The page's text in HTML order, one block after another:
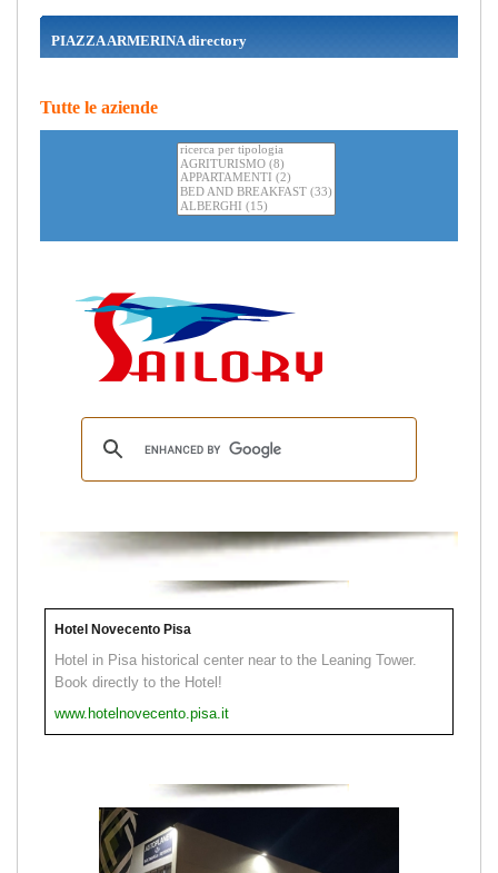
PIAZZA ARMERINA directory
Tutte le aziende
Hotel Novecento Pisa
Hotel in Pisa historical center near to the Leaning Tower.
Book directly to the Hotel!
www.hotelnovecento.pisa.it